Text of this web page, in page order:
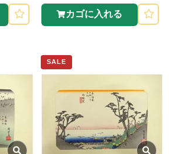
カゴに入れる
SALE